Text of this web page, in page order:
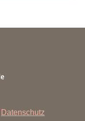
Datenschutz